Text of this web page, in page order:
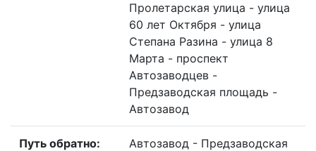
Пролетарская улица - улица
60 лет Октября - улица
Степана Разина - улица 8
Марта - проспект
Автозаводцев -
Предзаводская площадь -
Автозавод
Путь обратно:
Автозавод - Предзаводская